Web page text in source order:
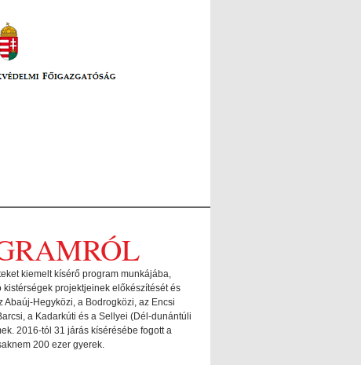
kiemelt kísérő program munkájába,
projektjeinek előkészítését és
Hegyközi, a Bodrogközi, az Encsi
a Kadarkúti és a Sellyei (Dél-dunántúli
2016-tól 31 járás kísérésébe fogott a
200 ezer gyerek.